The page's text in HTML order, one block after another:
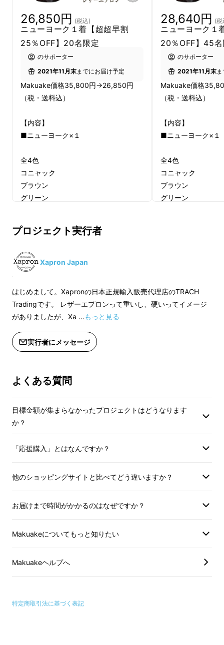
ません。
普通のエプロンのように洗濯機で洗うことはで
なるでしょう。
26,850円 (税込)
ニューヨーク１着【超超早割
25％OFF】20名限定
のサポーター
2021年11月末までにお届け予定
Makuake価格35,800円→26,850円
（税・送料込）
【内容】
■ニューヨーク×１
全4色
コニャック
ブラウン
グリーン
※ご希望のカラーをお選びください。
合、早急にご連絡致します。
28,640円 (税
ニューヨーク１
20％OFF】45
のサポーター
2021年11月末
Makuake価格
（税・送料込）
【内容】
■ニューヨーク×１
全4色
コニャック
ブラウン
グリーン
プロジェクト実行者
Xapron Japan
はじめまして。Xapronの日本正規輸入販売代理店のTRACH
Tradingです。 レザーエプロンって重いし、硬いってイメージ
がありましたが、Xa …もっと見る
実行者にメッセージ
よくある質問
目標金額が集まらなかったプロジェクトはどうなります
か？
「応援購入」とはなんですか？
他のショッピングサイトと比べてどう違いますか？
お届けまで時間がかかるのはなぜですか？
Makuakeについてもっと知りたい
Makuakeヘルプへ
特定商取引法に基づく表記